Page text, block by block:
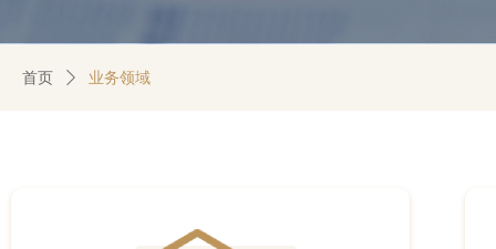
首页 ꄲ 业务领域